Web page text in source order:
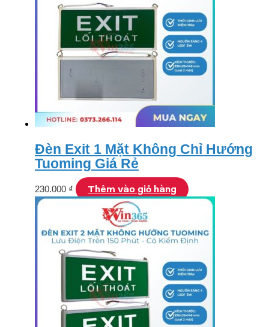
Đèn Exit 1 Mặt Không Chỉ Hướng
Tuoming Giá Rẻ
230.000 ₫ Thêm vào giỏ hàng